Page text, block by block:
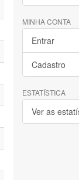
MINHA CONTA
Entrar
Cadastro
ESTATÍSTICA
Ver as